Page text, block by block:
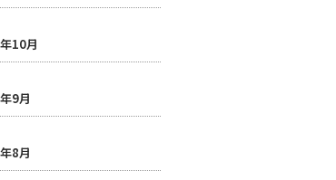
10月
9月
8月